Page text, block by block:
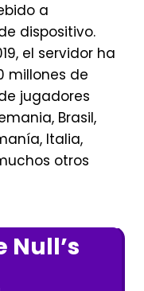
a
dispositivo.
el servidor ha
millones de
jugadores
Brasil,
Italia,
otros
Null’s